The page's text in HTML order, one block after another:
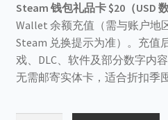
为：
$20.00。
价
格
为：
$19.00。
Steam 钱包礼品卡 $20（USD
Wallet 余额充值（需与账户地
Steam 兑换提示为准）。充值
戏、DLC、软件及部分数字内
无需邮寄实体卡，适合折扣季